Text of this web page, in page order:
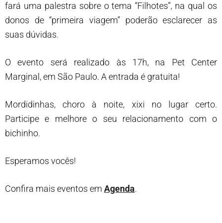
fará uma palestra sobre o tema “Filhotes”, na qual os
donos de “primeira viagem” poderão esclarecer as
suas dúvidas.
O evento será realizado às 17h, na Pet Center
Marginal, em São Paulo. A entrada é gratuita!
Mordidinhas, choro à noite, xixi no lugar certo.
Participe e melhore o seu relacionamento com o
bichinho.
Esperamos vocês!
Confira mais eventos em Agenda.